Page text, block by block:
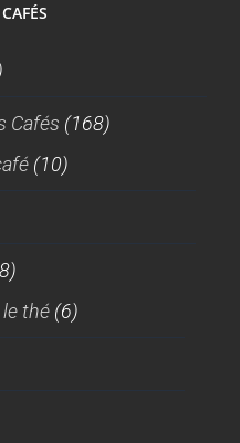
Cafés (168)
(10)
thé (6)